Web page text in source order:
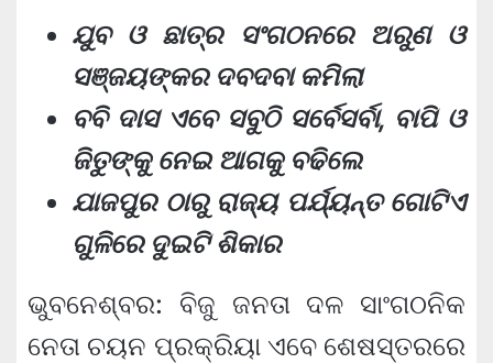
ଯୁବ ଓ ଛାତ୍ର ସଂଗଠନରେ ଅରୁଣ ଓ
ସଞ୍ଜୟଙ୍କର ଦବଦବା କମିଲା
ବବି ଦାସ ଏବେ ସବୁଠି ସର୍ବେସର୍ବା, ବାପି ଓ
ଜିତୁଙ୍କୁ ନେଇ ଆଗକୁ ବଢିଲେ
ଯାଜପୁର ଠାରୁ ରାଜ୍ୟ ପର୍ଯ୍ୟନ୍ତ ଗୋଟିଏ
ଗୁଳିରେ ଦୁଇଟି ଶିକାର
ଭୁବନେଶ୍ବର: ବିଜୁ ଜନତା ଦଳ ସାଂଗଠନିକ
ନେତା ଚୟନ ପ୍ରକ୍ରିୟା ଏବେ ଶେଷସ୍ତରରେ